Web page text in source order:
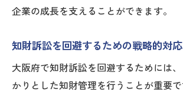
企業の成長を支えることができます。
知財訴訟を回避するための戦略的対応
大阪府で知財訴訟を回避するためには
かりとした知財管理を行うことが重要